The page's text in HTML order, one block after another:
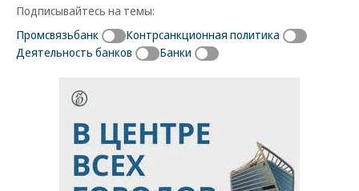
Подписывайтесь на темы:
Промсвязьбанк
Контрсанкционная политика
Деятельность банков
Банки